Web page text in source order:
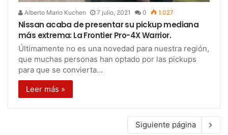
Alberto Mario Kuchen 7 julio, 2021 0 1.027
Nissan acaba de presentar su pickup mediana
más extrema: La Frontier Pro-4X Warrior.
Últimamente no es una novedad para nuestra región,
que muchas personas han optado por las pickups
para que se convierta…
Leer más »
Siguiente página